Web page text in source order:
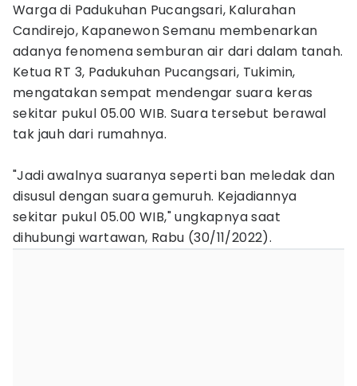
Warga di Padukuhan Pucangsari, Kalurahan
Candirejo, Kapanewon Semanu membenarkan
adanya fenomena semburan air dari dalam tanah.
Ketua RT 3, Padukuhan Pucangsari, Tukimin,
mengatakan sempat mendengar suara keras
sekitar pukul 05.00 WIB. Suara tersebut berawal
tak jauh dari rumahnya.
"Jadi awalnya suaranya seperti ban meledak dan
disusul dengan suara gemuruh. Kejadiannya
sekitar pukul 05.00 WIB," ungkapnya saat
dihubungi wartawan, Rabu (30/11/2022).